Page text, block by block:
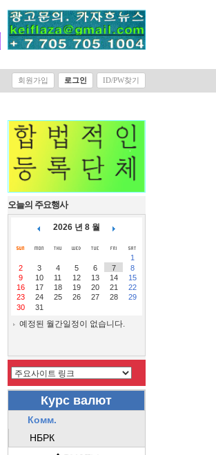
회원가입 로그인 ID/PW찾기
오늘의 주요행사
2026 년 8 월
1
2
3 4 5 6 7
8
9
10 11 12 13 14
15
16
17 18 19 20 21
22
23
24 25 26 27 28
29
30
31
예정된 월간일정이 없습니다.